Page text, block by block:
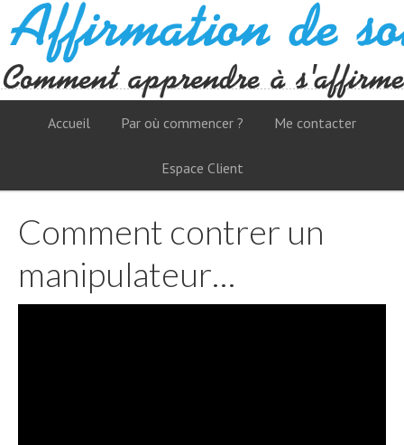
Accueil Par où commencer ? Me contacter
Espace Client
Comment contrer un
manipulateur…